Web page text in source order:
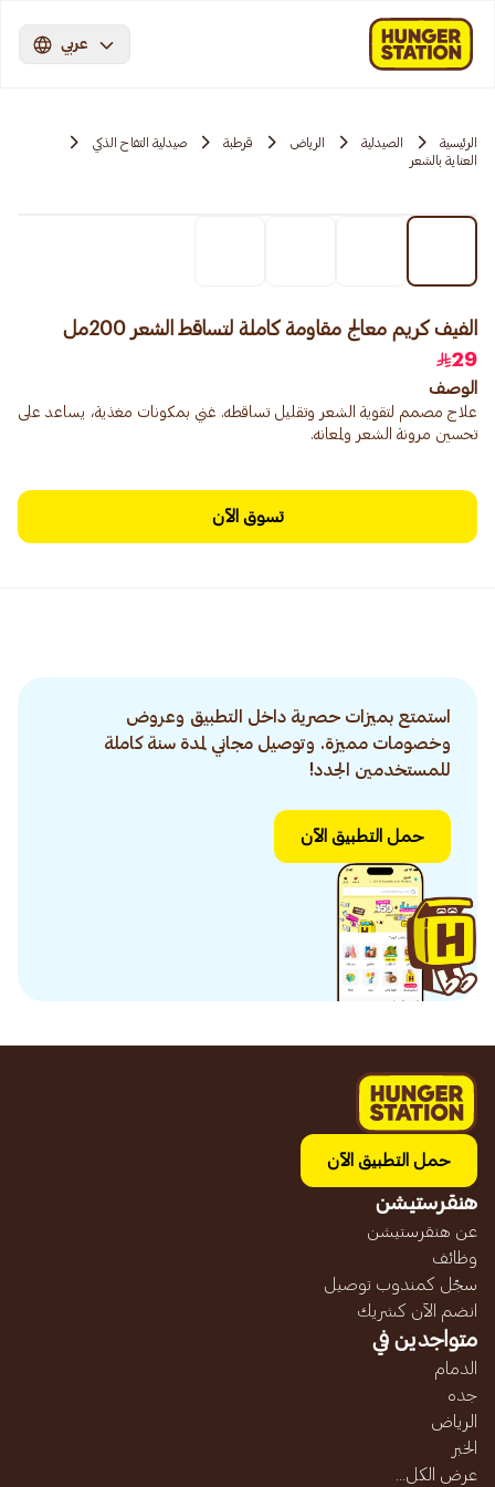
عربي
الرئيسية الصيدلية الرياض قرطبة
صيدلية التفاح الذكي
العناية بالشعر
الفيف كريم معالج مقاومة كاملة لتساقط الشعر 200مل
29
الوصف
علاج مصمم لتقوية الشعر وتقليل تساقطه. غني بمكونات مغذية، يساعد على
تحسين مرونة الشعر ولمعانه.
تسوق الآن
استمتع بميزات حصرية داخل التطبيق وعروض
وخصومات مميزة. وتوصيل مجاني لمدة سنة كاملة
للمستخدمين الجدد!
حمل التطبيق الآن
حمل التطبيق الآن
هنقرستيشن
عن هنقرستيشن
وظائف
سجّل كمندوب توصيل
انضم الآن كشريك
متواجدين في
الدمام
جده
الرياض
الخبر
عرض الكل...